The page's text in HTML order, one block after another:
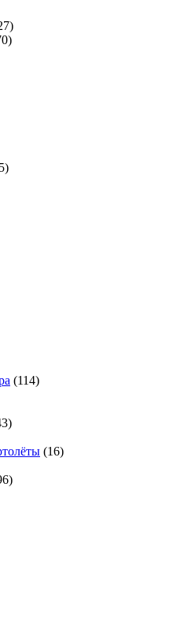
(114)
(16)